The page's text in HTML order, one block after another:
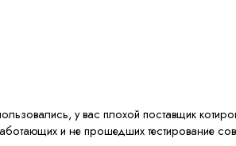
у вас плохой поставщик
и не прошедших тестирование